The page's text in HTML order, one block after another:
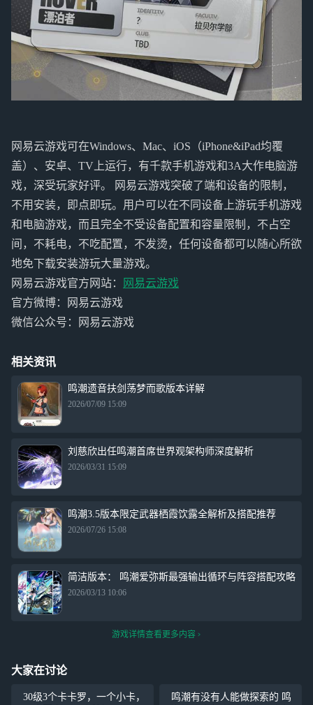
网易云游戏可在Windows、Mac、iOS（iPhone&iPad均覆
盖）、安卓、TV上运行，有千款手机游戏和3A大作电脑游
戏，深受玩家好评。 网易云游戏突破了端和设备的限制，
不用安装，即点即玩。用户可以在不同设备上游玩手机游戏
和电脑游戏，而且完全不受设备配置和容量限制，不占空
间，不耗电，不吃配置，不发烫，任何设备都可以随心所欲
地免下载安装游玩大量游戏。
网易云游戏官方网站：
网易云游戏
官方微博：网易云游戏
微信公众号：网易云游戏
相关资讯
鸣潮遗音扶剑荡梦而歌版本详解
2026/07/09 15:09
刘慈欣出任鸣潮首席世界观架构师深度解析
2026/03/31 15:09
鸣潮3.5版本限定武器栖霞饮露全解析及搭配推荐
2026/07/26 15:08
简洁版本： 鸣潮爱弥斯最强输出循环与阵容搭配攻略
2026/03/13 10:06
游戏详情查看更多内容
大家在讨论
30级3个卡卡罗，一个小卡，
鸣潮有没有人能做探索的 鸣